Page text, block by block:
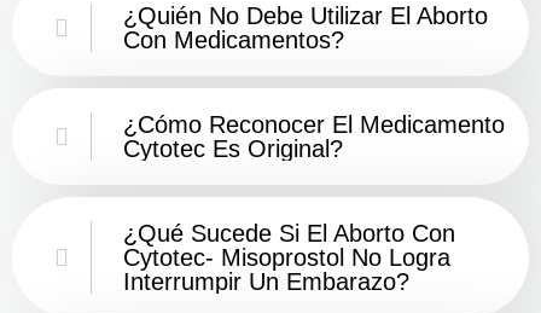
¿Quién No Debe Utilizar El Aborto
Con Medicamentos?
¿Cómo Reconocer El Medicamento
Cytotec Es Original?
¿Qué Sucede Si El Aborto Con
Cytotec- Misoprostol No Logra
Interrumpir Un Embarazo?